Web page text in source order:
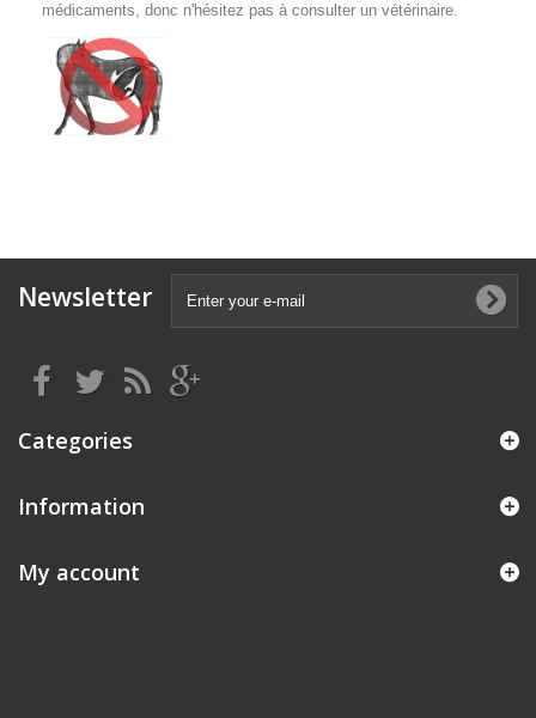
médicaments, donc n'hésitez pas à consulter un vétérinaire.
Newsletter
Categories
Information
My account